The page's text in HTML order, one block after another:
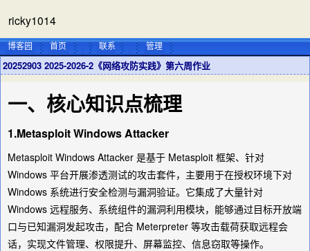
ricky1014
博客园 首页 联系 管理
20252903 2025-2026-2《网络攻防实践》第六周作业
一、核心知识点梳理
1.Metasploit Windows Attacker
Metasploit Windows Attacker 是基于 Metasploit 框架、针对
Windows 平台开展渗透测试的攻击套件，主要用于在授权环境下对
Windows 系统进行安全检测与漏洞验证。它集成了大量针对
Windows 远程服务、系统组件的漏洞利用模块，能够通过目标开放端
口与已知漏洞发起攻击，配合 Meterpreter 等攻击载荷获取远程会
话，实现文件管理、权限提升、屏幕监控、信息窃取等操作。